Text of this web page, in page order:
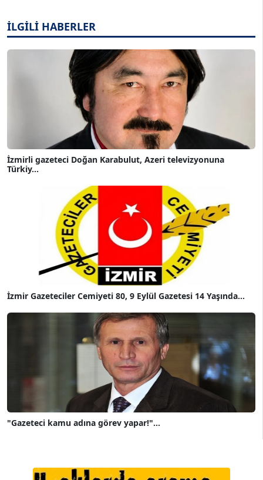
İLGİLİ HABERLER
İzmirli gazeteci Doğan Karabulut, Azeri televizyonuna
Türkiy...
İzmir Gazeteciler Cemiyeti 80, 9 Eylül Gazetesi 14 Yaşında...
"Gazeteci kamu adına görev yapar!"...